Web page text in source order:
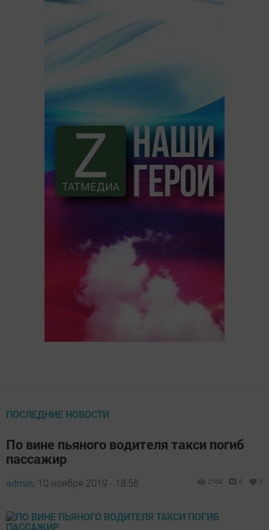
ПОСЛЕДНИЕ НОВОСТИ
По вине пьяного водителя такси погиб
пассажир
admin, 10 ноября 2019 - 18:58 2104 0 0